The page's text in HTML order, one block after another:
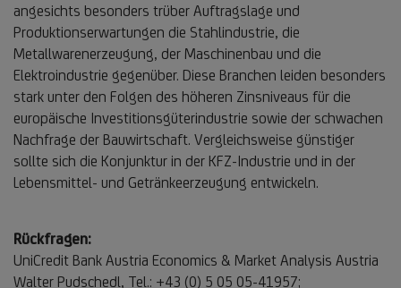
angesichts besonders trüber Auftragslage und
Produktionserwartungen die Stahlindustrie, die
Metallwarenerzeugung, der Maschinenbau und die
Elektroindustrie gegenüber. Diese Branchen leiden besonders
stark unter den Folgen des höheren Zinsniveaus für die
europäische Investitionsgüterindustrie sowie der schwachen
Nachfrage der Bauwirtschaft. Vergleichsweise günstiger
sollte sich die Konjunktur in der KFZ-Industrie und in der
Lebensmittel- und Getränkeerzeugung entwickeln.
Rückfragen:
UniCredit Bank Austria Economics & Market Analysis Austria
Walter Pudschedl, Tel.: +43 (0) 5 05 05-41957;